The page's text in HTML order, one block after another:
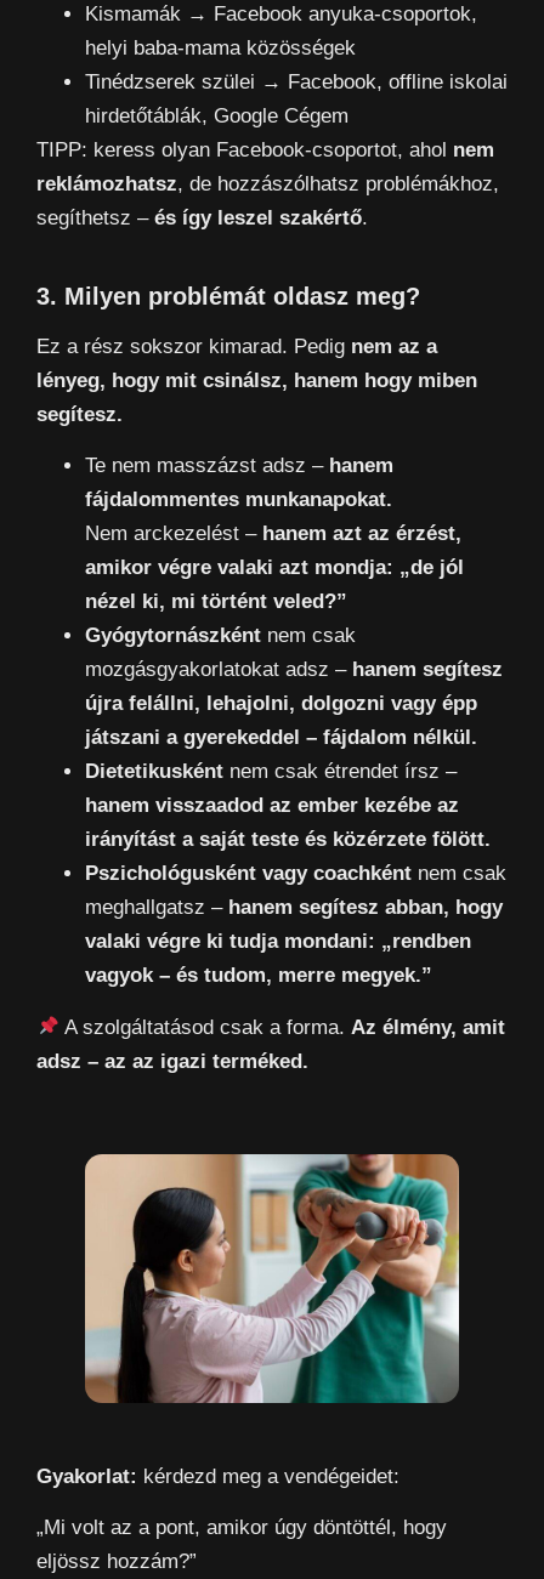
Kismamák → Facebook anyuka-csoportok,
helyi baba-mama közösségek
Tinédzserek szülei → Facebook, offline iskolai
hirdetőtáblák, Google Cégem
TIPP: keress olyan Facebook-csoportot, ahol nem
reklámozhatsz, de hozzászólhatsz problémákhoz,
segíthetsz – és így leszel szakértő.
3. Milyen problémát oldasz meg?
Ez a rész sokszor kimarad. Pedig nem az a
lényeg, hogy mit csinálsz, hanem hogy miben
segítesz.
Te nem masszázst adsz – hanem
fájdalommentes munkanapokat.
Nem arckezelést – hanem azt az érzést,
amikor végre valaki azt mondja: „de jól
nézel ki, mi történt veled?”
Gyógytornászként nem csak
mozgásgyakorlatokat adsz – hanem segítesz
újra felállni, lehajolni, dolgozni vagy épp
játszani a gyerekeddel – fájdalom nélkül.
Dietetikusként nem csak étrendet írsz –
hanem visszaadod az ember kezébe az
irányítást a saját teste és közérzete fölött.
Pszichológusként vagy coachként nem csak
meghallgatsz – hanem segítesz abban, hogy
valaki végre ki tudja mondani: „rendben
vagyok – és tudom, merre megyek.”
A szolgáltatásod csak a forma.Az élmény, amit
adsz – az az igazi terméked.
Gyakorlat: kérdezd meg a vendégeidet:
„Mi volt az a pont, amikor úgy döntöttél, hogy
eljössz hozzám?”